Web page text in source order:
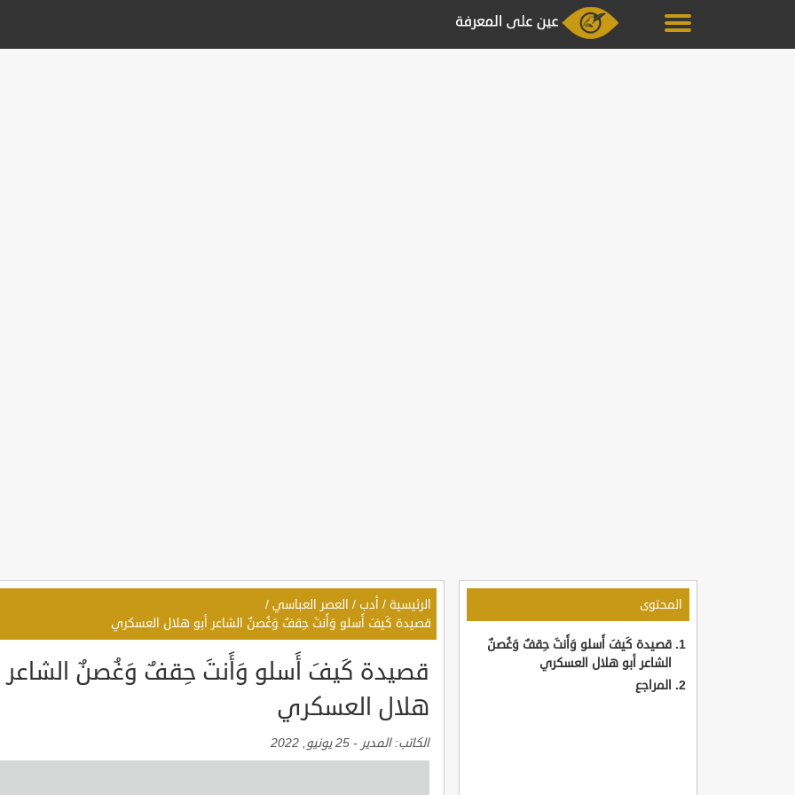
المحتوى
قصيدة كَيفَ أَسلو وَأَنتَ حِقفٌ وَغُصنٌ
الشاعر أبو هلال العسكري
المراجع
الرئيسية / أدب / العصر العباسي /
قصيدة كَيفَ أَسلو وَأَنتَ حِقفٌ وَغُصنٌ الشاعر أبو هلال العسكري
قصيدة كَيفَ أَسلو وَأَنتَ حِقفٌ وَغُصنٌ الشاعر
هلال العسكري
الكاتب:المدير - 25 يونيو, 2022